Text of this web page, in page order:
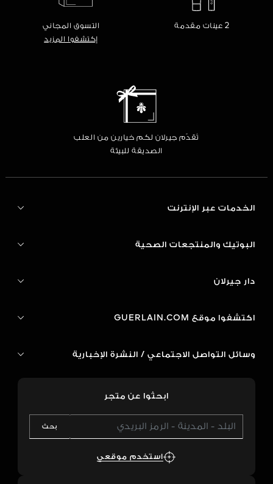
2 عينات مقدمة
التسوق المجاني
إكتشفوا المزيد
تُقدّم جيرلان لكم خيارين من العلب
الصديقة للبيئة
الخدمات عبر الإنترنت
البوتيك والمنتجعات الصحية
دار جيرلان
اكتشفوا موقع GUERLAIN.COM
وسائل التواصل الاجتماعي / النشرة الإخبارية
ابحثوا عن متجر
بحث
استخدم موقعي